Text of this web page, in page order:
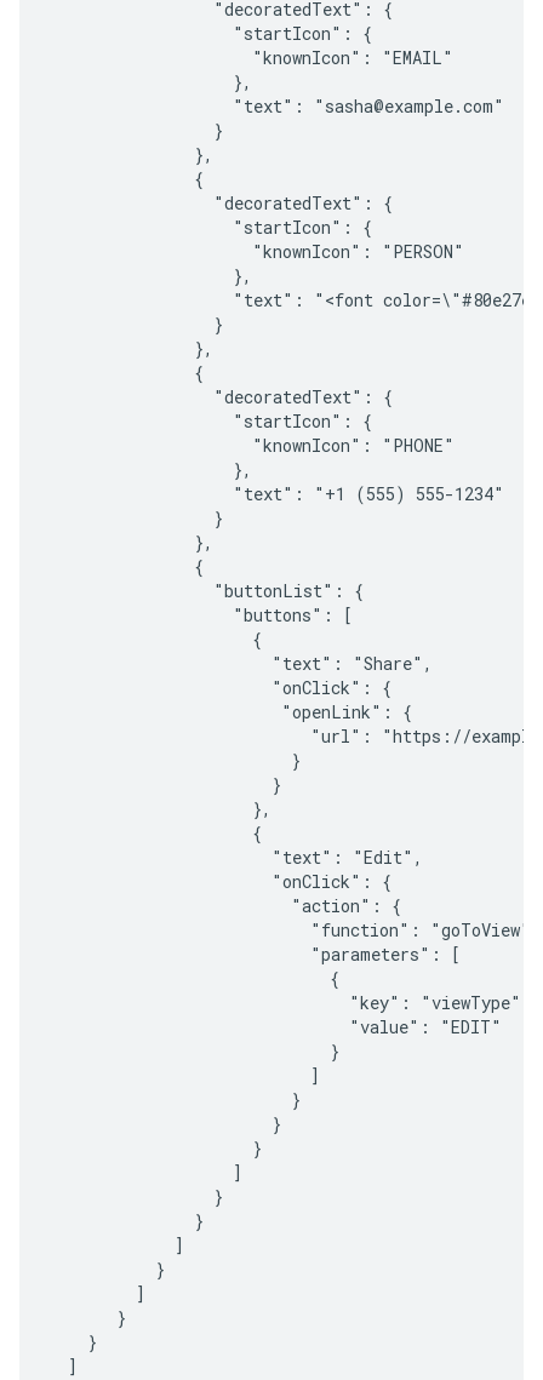
                 "decoratedText": {
                   "startIcon": {
                     "knownIcon": "EMAIL"
                   },
                   "text": "sasha@example.com"
                 }
               },
               {
                 "decoratedText": {
                   "startIcon": {
                     "knownIcon": "PERSON"
                   },
"text": "<font
                 }
               },
               {
                 "decoratedText": {
                   "startIcon": {
                     "knownIcon": "PHONE"
                   },
                   "text": "+1 (555) 555-1234"
                 }
               },
               {
                 "buttonList": {
                   "buttons": [
                     {
                       "text": "Share",
                       "onClick": {
                        "openLink": {
"url": "https://
                         }
                       }
                     },
                     {
                       "text": "Edit",
                       "onClick": {
                         "action": {
                           "function": "goToView",
                           "parameters": [
                             {
                               "key": "viewType",
                               "value": "EDIT"
                             }
                           ]
                         }
                       }
                     }
                   ]
                 }
               }
             ]
           }
         ]
       }
    }
  ]